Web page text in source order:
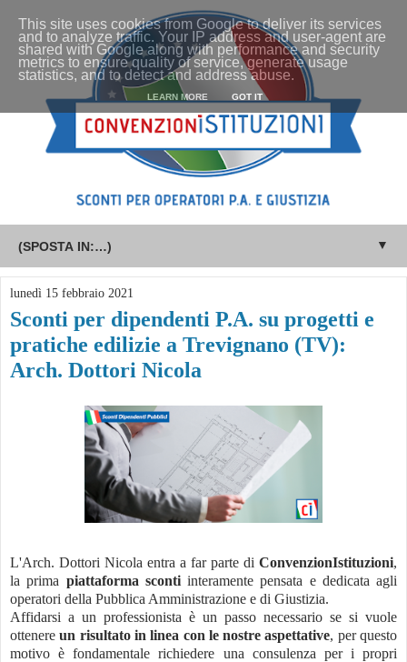
▼
lunedì 15 febbraio 2021
Sconti per dipendenti P.A. su progetti e
pratiche edilizie a Trevignano (TV):
Arch. Dottori Nicola
L'Arch. Dottori Nicola entra a far parte di ConvenzionIstituzioni,
la prima piattaforma scontiinteramente pensata e dedicata agli
operatori della Pubblica Amministrazione e di Giustizia.
Affidarsi a un professionista è un passo necessario se si vuole
ottenereun risultato in linea con le nostre aspettative, per questo
motivo è fondamentale richiedere una consulenza per i propri
This site uses cookies from Google to deliver its services
and to analyze traffic. Your IP address and user-agent are
shared with Google along with performance and security
metrics to ensure quality of service, generate usage
statistics, and to detect and address abuse.
LEARN MORE GOT IT